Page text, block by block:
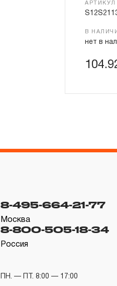
АРТИКУЛ
В
нет в
8-495-664-21-77
Москва
8-800-505-18-34
Россия
ПН. — ПТ. 8:00 — 17:00